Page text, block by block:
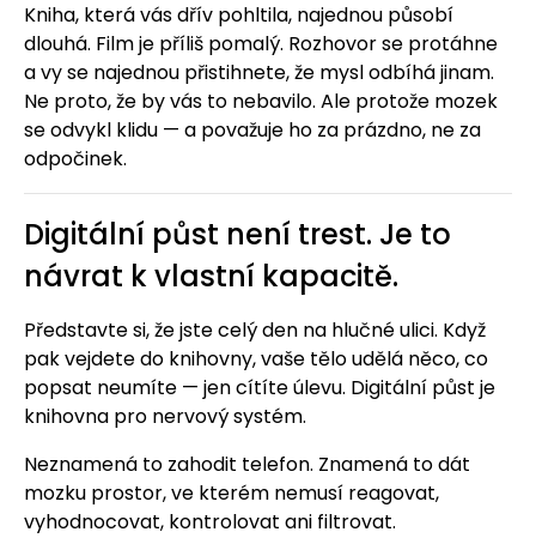
Kniha, která vás dřív pohltila, najednou působí
dlouhá. Film je příliš pomalý. Rozhovor se protáhne
a vy se najednou přistihnete, že mysl odbíhá jinam.
Ne proto, že by vás to nebavilo. Ale protože mozek
se odvykl klidu — a považuje ho za prázdno, ne za
odpočinek.
Digitální půst není trest. Je to
návrat k vlastní kapacitě.
Představte si, že jste celý den na hlučné ulici. Když
pak vejdete do knihovny, vaše tělo udělá něco, co
popsat neumíte — jen cítíte úlevu. Digitální půst je
knihovna pro nervový systém.
Neznamená to zahodit telefon. Znamená to dát
mozku prostor, ve kterém nemusí reagovat,
vyhodnocovat, kontrolovat ani filtrovat.